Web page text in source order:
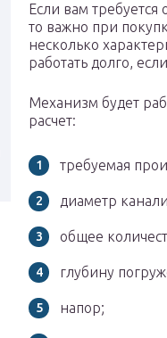
Если вам требуется
то важно при
несколько
работать долго,
Механизм будет
расчет:
требуемая
диаметр
общее
глубину
напор;